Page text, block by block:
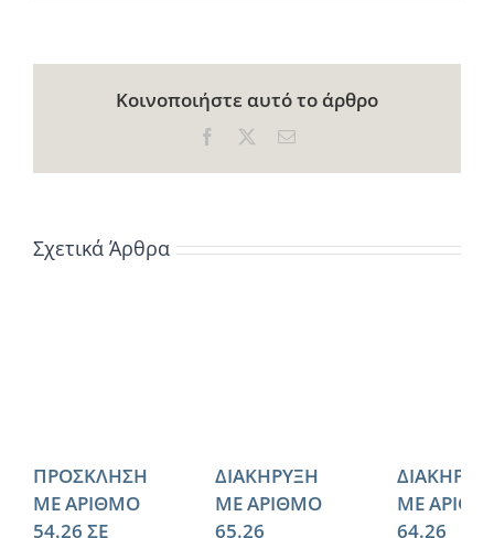
Κοινοποιήστε αυτό το άρθρο
Facebook Email
Σχετικά Άρθρα
ΠΡΟΣΚΛΗΣΗ
ΜΕ ΑΡΙΘΜΟ
54.26 ΣΕ
ΔΙΑΚΗΡΥΞΗ
ΜΕ ΑΡΙΘΜΟ
65.26
ΜΕ
64.26